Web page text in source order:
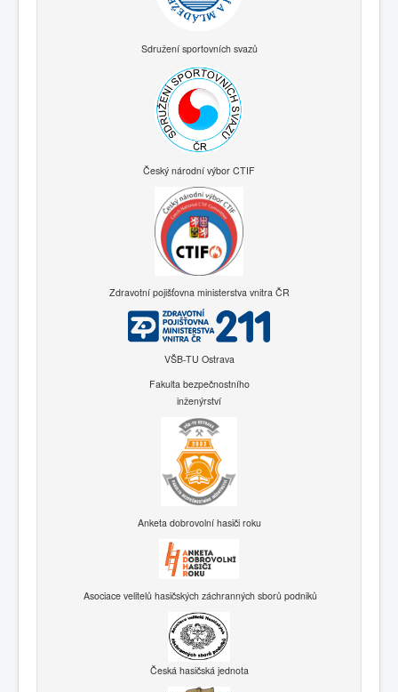
Sdružení sportovních svazů
Český národní výbor CTIF
Zdravotní pojišťovna ministerstva vnitra ČR
VŠB-TU Ostrava
Fakulta bezpečnostního
inženýrství
Anketa dobrovolní hasiči roku
Asociace velitelů hasičských záchranných sborů podniků
Česká hasičská jednota